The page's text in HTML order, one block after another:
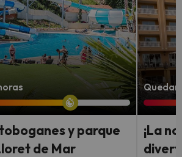
y parque
de Mar
Quedan
¡La